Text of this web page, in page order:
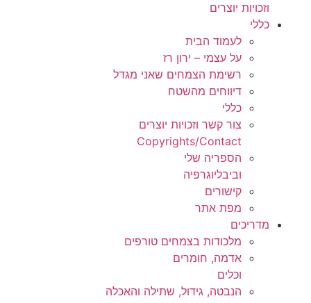
וזכויות יוצרים
כללי
לעמוד הבית
על עצמי – ירון רז
רשימת הצמחים שאני מגדל
דיווחים מהשטח
כללי
צור קשר וזכויות יוצרים
Copyrights/Contact
הספריה שלי
וביבליוגרפיה
קישורים
מפת אתר
מדריכים
מלכודות בצמחים טורפים
אדמה, חומרים
וכלים
הנבטה, גידול, שתילה והאכלה